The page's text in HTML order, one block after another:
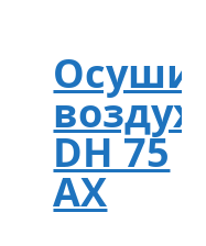
DH 75
AX